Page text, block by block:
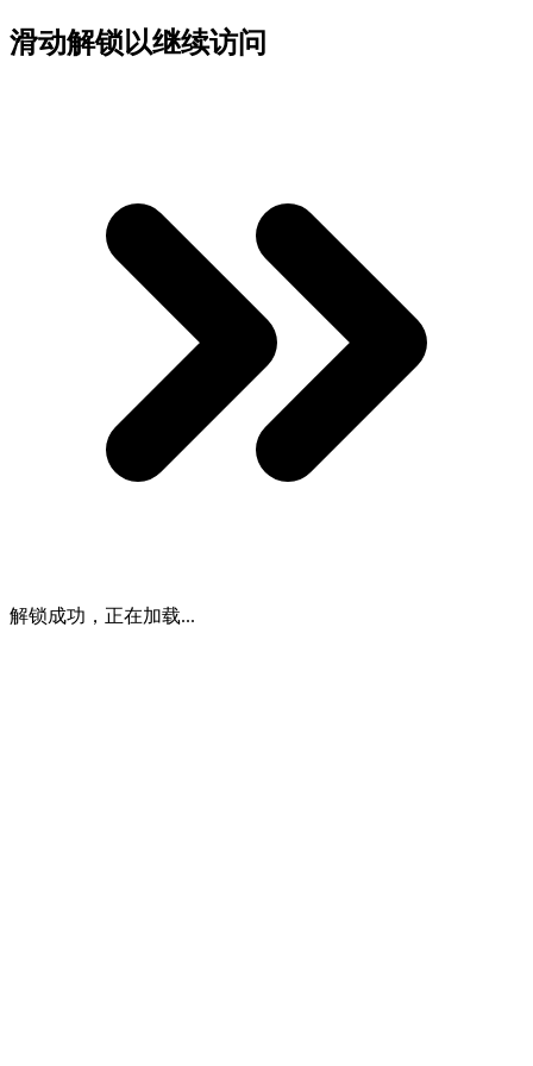
滑动解锁以继续访问
解锁成功，正在加载...